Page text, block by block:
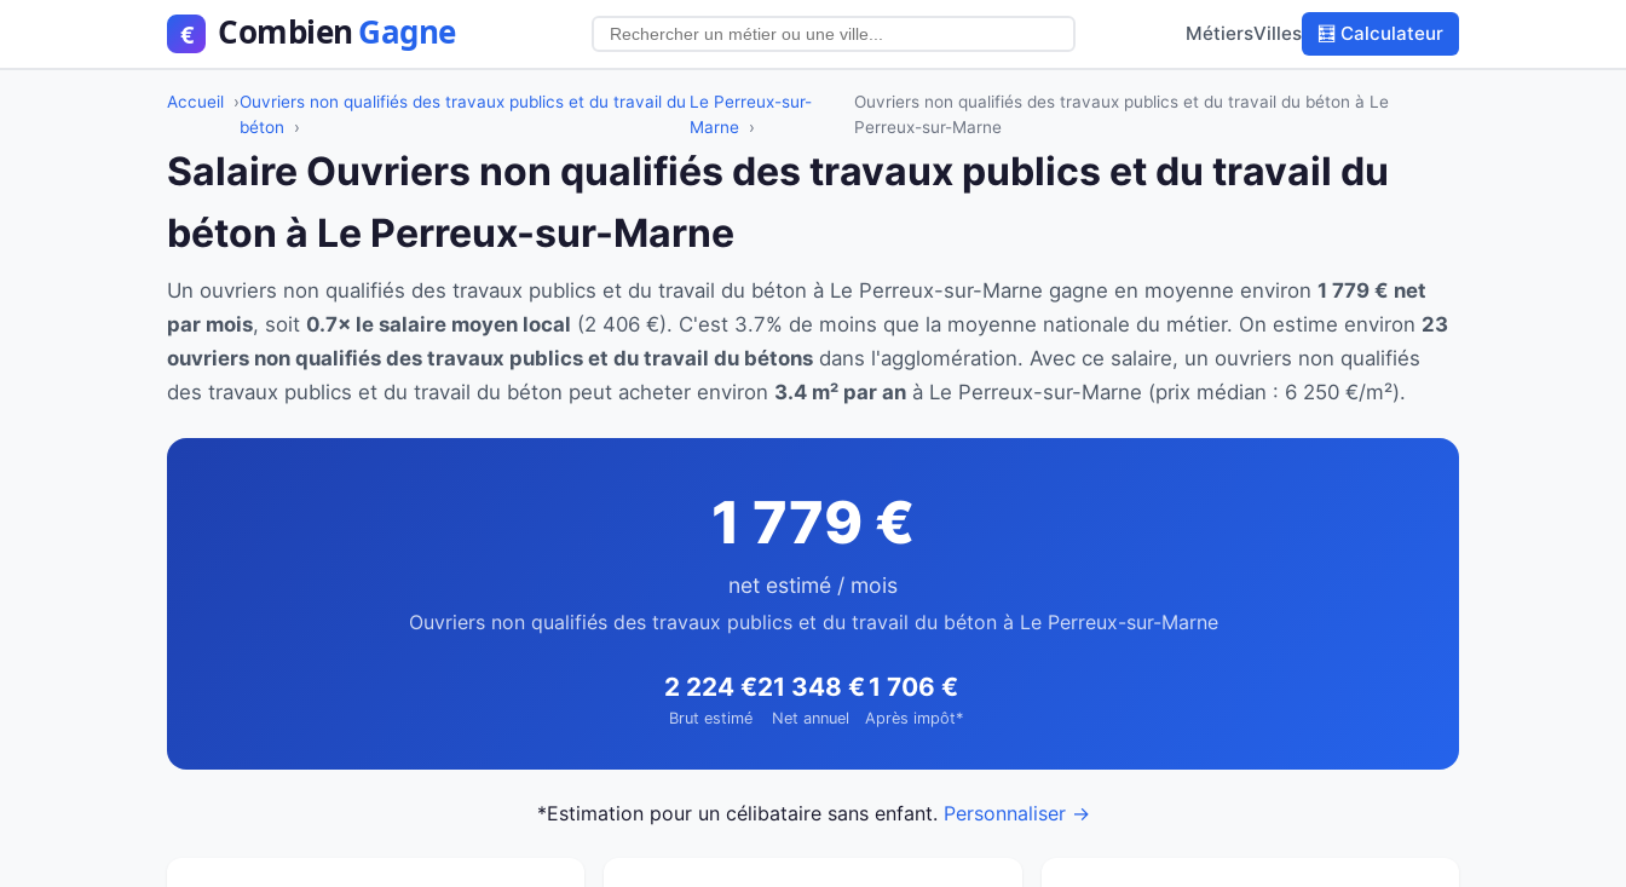
MétiersVilles 🧮 Calculateur
Accueil
Ouvriers non qualifiés des travaux publics et du travail du
béton
Le Perreux-sur-
Marne
Ouvriers non qualifiés des travaux publics et du travail du béton à Le
Perreux-sur-Marne
Salaire Ouvriers non qualifiés des travaux publics et du travail du
béton à Le Perreux-sur-Marne
Un ouvriers non qualifiés des travaux publics et du travail du béton à Le Perreux-sur-Marne gagne en moyenne environ 1 779 € net
par mois, soit 0.7× le salaire moyen local (2 406 €). C'est 3.7% de moins que la moyenne nationale du métier. On estime environ 23
ouvriers non qualifiés des travaux publics et du travail du bétons dans l'agglomération. Avec ce salaire, un ouvriers non qualifiés
des travaux publics et du travail du béton peut acheter environ 3.4 m² par an à Le Perreux-sur-Marne (prix médian : 6 250 €/m²).
1 779 €
net estimé / mois
Ouvriers non qualifiés des travaux publics et du travail du béton à Le Perreux-sur-Marne
2 224 €
Brut estimé
21 348 €
Net annuel
1 706 €
Après impôt*
*Estimation pour un célibataire sans enfant. Personnaliser →